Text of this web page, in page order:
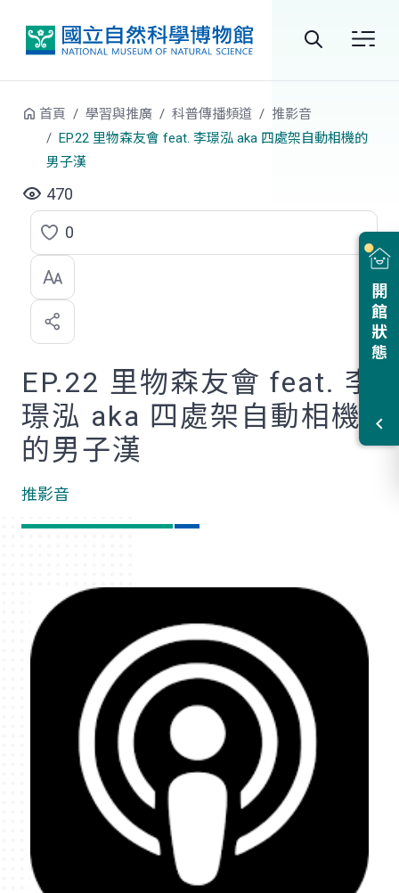
站
搜
開館狀態
首頁 學習與推廣 科普傳播頻道
推影音
EP.22 里物森友會 feat. 李璟泓 aka 四處架自動相機的
男子漢
470
點
選
喜
歡
0
EP.22 里物森友會 feat. 李
璟泓 aka 四處架自動相機
的男子漢
推影音